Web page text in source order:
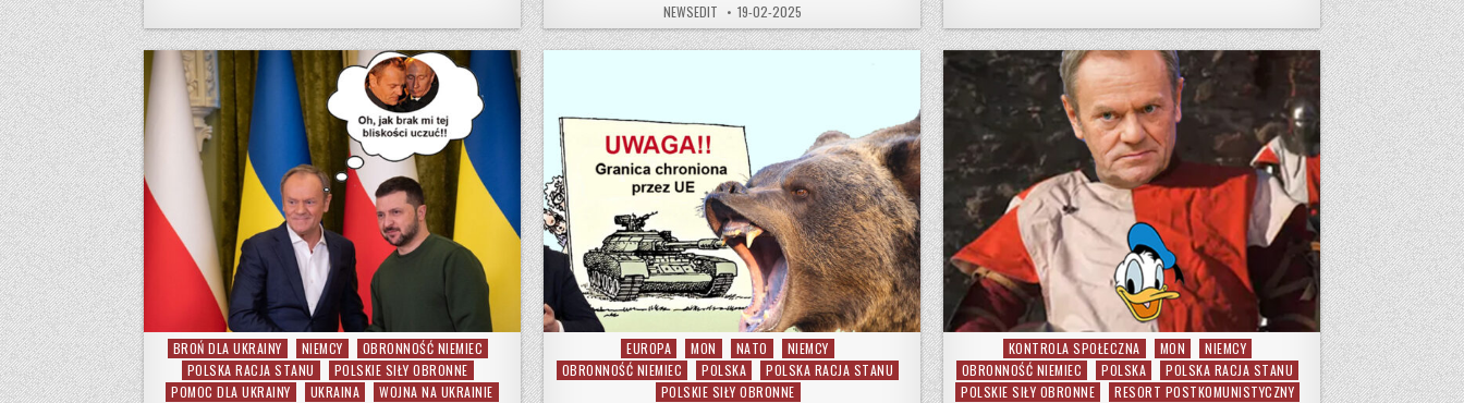
AUTHOR:
NEWSEDIT PUBLISHED DATE:
19-02-2025
Posted in
BROŃ DLA UKRAINY NIEMCY
OBRONNOŚĆ NIEMIEC
POLSKA RACJA STANU
POLSKIE SIŁY OBRONNE
POMOC DLA UKRAINY
UKRAINA WOJNA NA UKRAINIE
Posted in
EUROPA MON NATO
NIEMCY
OBRONNOŚĆ NIEMIEC
POLSKA
POLSKA RACJA STANU
POLSKIE SIŁY OBRONNE
Posted in
KONTROLA SPOŁECZNA MON
NIEMCY
OBRONNOŚĆ NIEMIEC
POLSKA
POLSKA RACJA STANU
POLSKIE SIŁY OBRONNE
RESORT POSTKOMUNISTYCZNY